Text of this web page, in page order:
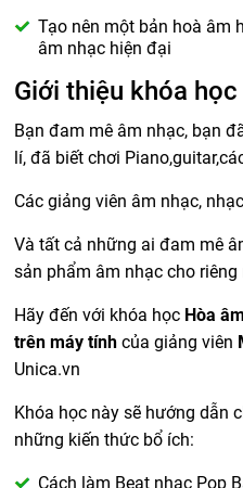
Tạo nên một bản hoà âm
âm nhạc hiện đại
Giới thiệu khóa học
Bạn đam mê âm nhạc, bạn
lí, đã biết chơi
Các giảng viên âm nhạc,
Và tất cả những ai đam mê
sản phẩm âm nhạc cho riêng
Hãy đến với khóa học Hòa
trên máy tínhcủa giảng viên
Unica.vn
Khóa học này sẽ hướng dẫn
những kiến thức bổ ích:
Cách làm Beat nhạc Pop